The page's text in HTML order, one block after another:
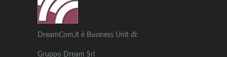
DreamCom,it è Business Unit di:
Gruppo Dream Srl